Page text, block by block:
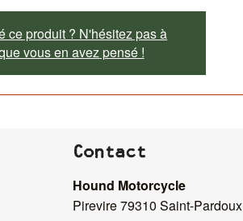
ce produit ? N'hésitez pas à
vous en avez pensé !
Contact
Hound Motorcycle
Pirevire 79310 Saint-Pardoux